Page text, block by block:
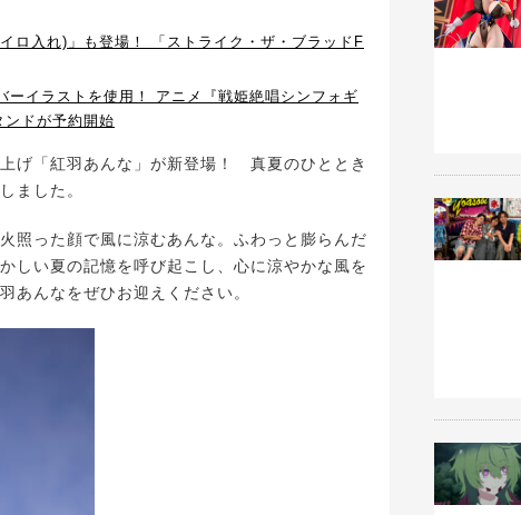
ロ入れ)」も登場！ 「ストライク・ザ・ブラッドF
イラストを使用！ アニメ『戦姫絶唱シンフォギ
ドが予約開始
げ「紅羽あんな」が新登場！ 真夏のひととき
ました。
照った顔で風に涼むあんな。ふわっと膨らんだ
しい夏の記憶を呼び起こし、心に涼やかな風を
んなをぜひお迎えください。